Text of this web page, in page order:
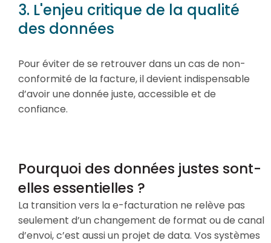
3. L'enjeu critique de la qualité
des données
Pour éviter de se retrouver dans un cas de non-
conformité de la facture, il devient indispensable
d’avoir une donnée juste, accessible et de
confiance.
Pourquoi des données justes sont-
elles essentielles ?
La transition vers la e-facturation ne relève pas
seulement d’un changement de format ou de canal
d’envoi, c’est aussi un projet de data. Vos systèmes